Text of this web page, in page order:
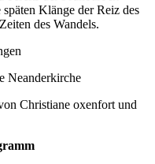
Klänge der Reiz des
des Wandels.
Neanderkirche